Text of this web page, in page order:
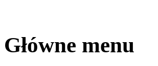
Główne menu